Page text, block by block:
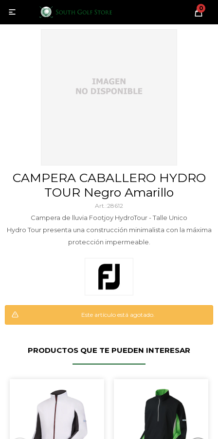
0

CAMPERA CABALLERO HYDRO
TOUR Negro Amarillo
28612
Campera de lluvia Footjoy HydroTour - Talle Unico
Hydro Tour presenta una construcción minimalista con la máxima
protección impermeable.
Este artículo está agotado.
PRODUCTOS QUE TE PUEDEN INTERESAR